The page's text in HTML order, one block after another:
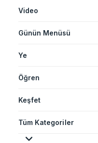
Video
Günün Menüsü
Ye
Öğren
Keşfet
Tüm Kategoriler